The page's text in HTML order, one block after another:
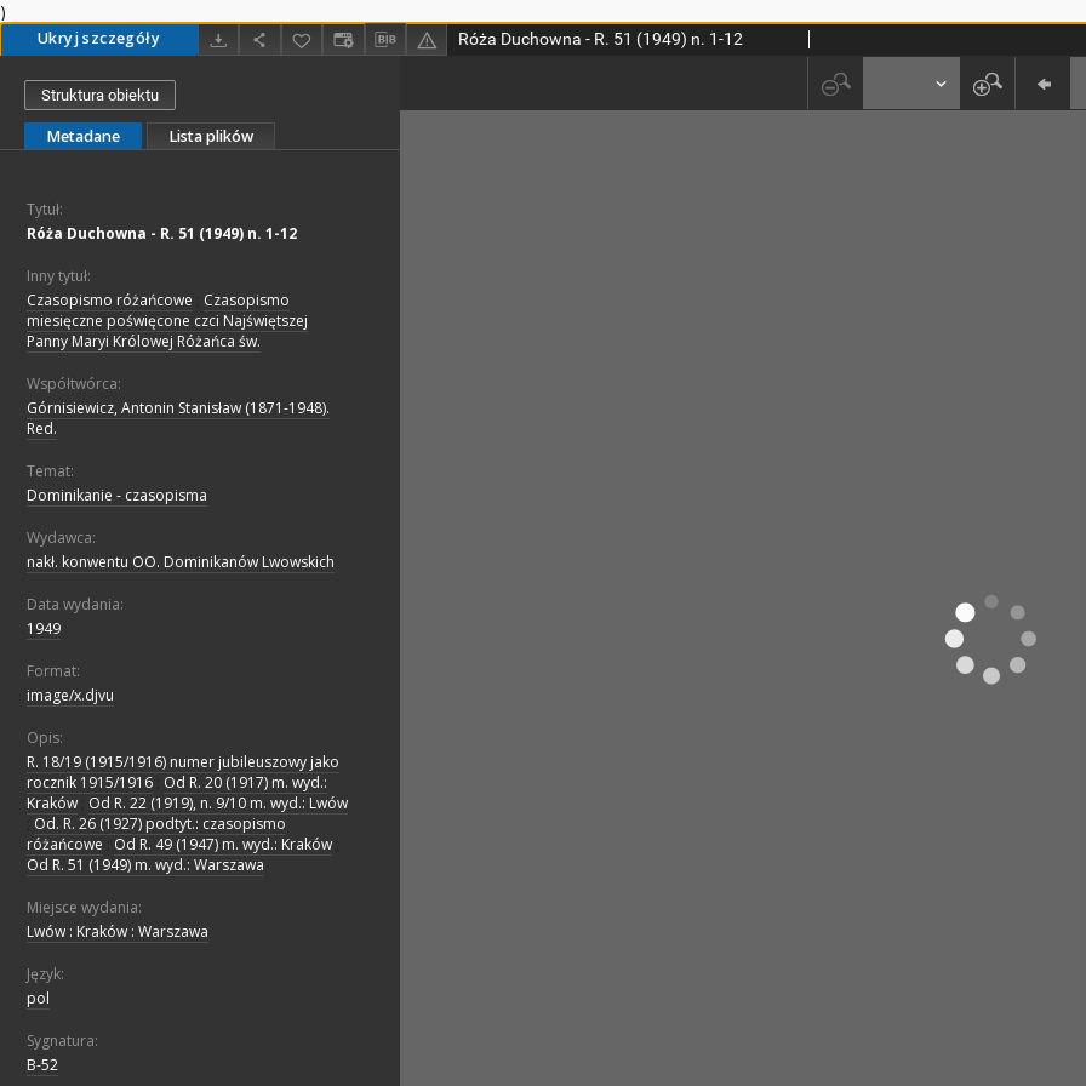
)
Ukryj szczegóły Róża Duchowna - R. 51 (1949) n. 1-12
Struktura obiektu
Metadane Lista plików
Tytuł:
Róża Duchowna - R. 51 (1949) n. 1-12
Inny tytuł:
Czasopismo różańcowe
Czasopismo
miesięczne poświęcone czci Najświętszej
Panny Maryi Królowej Różańca św.
Współtwórca:
Górnisiewicz, Antonin Stanisław (1871-1948).
Red.
Temat:
Dominikanie - czasopisma
Wydawca:
nakł. konwentu OO. Dominikanów Lwowskich
Data wydania:
1949
Format:
image/x.djvu
Opis:
R. 18/19 (1915/1916) numer jubileuszowy jako
rocznik 1915/1916 Od R. 20 (1917) m. wyd.:
Kraków Od R. 22 (1919), n. 9/10 m. wyd.: Lwów
Od. R. 26 (1927) podtyt.: czasopismo
różańcowe
Od R. 49 (1947) m. wyd.: Kraków
Od R. 51 (1949) m. wyd.: Warszawa
Miejsce wydania:
Lwów : Kraków : Warszawa
Język:
pol
Sygnatura:
B-52